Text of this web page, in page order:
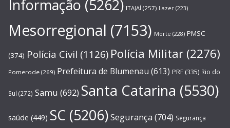
Informação (5262) ITAJAÍ (257) Lazer (223)
Mesorregional (7153) Morte (228) PMSC
(374) Polícia Civil (1126) Polícia Militar (2276)
Pomerode (269) Prefeitura de Blumenau (613) PRF (335) Rio do
Sul (272) Samu (692) Santa Catarina (5530)
saúde (449) SC (5206)Segurança (704) Segurança